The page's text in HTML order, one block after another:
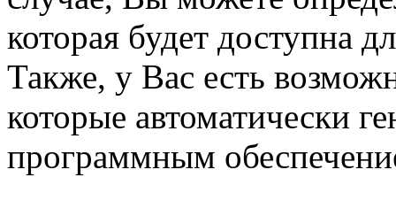
которая будет доступна
Также, у Вас есть
которые автоматически
программным